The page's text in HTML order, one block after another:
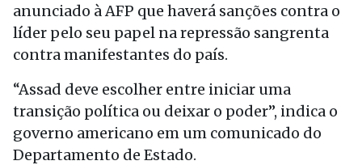
anunciado à AFP que haverá sanções contra o
líder pelo seu papel na repressão sangrenta
contra manifestantes do país.
“Assad deve escolher entre iniciar uma
transição política ou deixar o poder”, indica o
governo americano em um comunicado do
Departamento de Estado.